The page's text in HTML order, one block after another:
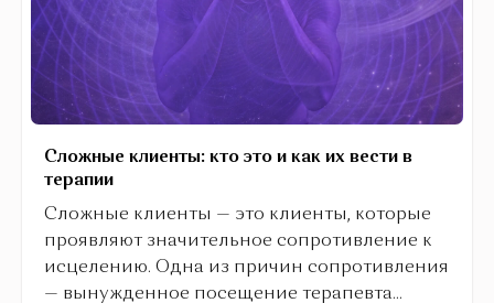
Сложные клиенты: кто это и как их вести в
терапии
Сложные клиенты — это клиенты, которые
проявляют значительное сопротивление к
исцелению. Одна из причин сопротивления
— вынужденное посещение терапевта...